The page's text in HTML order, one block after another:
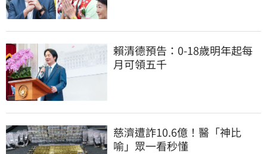
賴清德預告：0-18歲明年起每
月可領五千
慈濟遭詐10.6億！醫「神比
喻」眾一看秒懂